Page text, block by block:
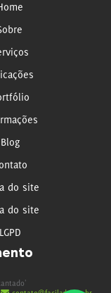
Blog
do site
do site
LGPD